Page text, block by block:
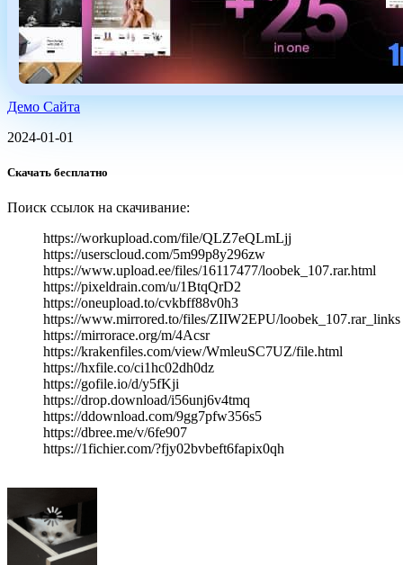
Демо Сайта
2024-01-01
Скачать бесплатно
Поиск ссылок на скачивание:
https://workupload.com/file/QLZ7eQLmLjj
https://userscloud.com/5m99p8y296zw
https://www.upload.ee/files/16117477/loobek_107.rar.html
https://pixeldrain.com/u/1BtqQrD2
https://oneupload.to/cvkbff88v0h3
https://www.mirrored.to/files/ZIIW2EPU/loobek_107.rar_links
https://mirrorace.org/m/4Acsr
https://krakenfiles.com/view/WmleuSC7UZ/file.html
https://hxfile.co/ci1hc02dh0dz
https://gofile.io/d/y5fKji
https://drop.download/i56unj6v4tmq
https://ddownload.com/9gg7pfw356s5
https://dbree.me/v/6fe907
https://1fichier.com/?fjy02bvbeft6fapix0qh